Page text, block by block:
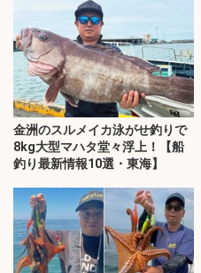
金洲のスルメイカ泳がせ釣りで
8kg大型マハタ堂々浮上！【船
釣り最新情報10選・東海】